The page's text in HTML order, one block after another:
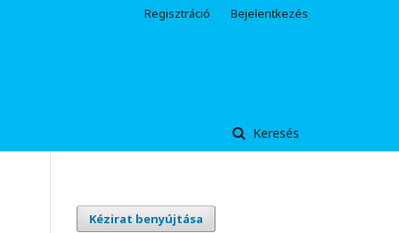
Keresés
Regisztráció Bejelentkezés
Kézirat benyújtása